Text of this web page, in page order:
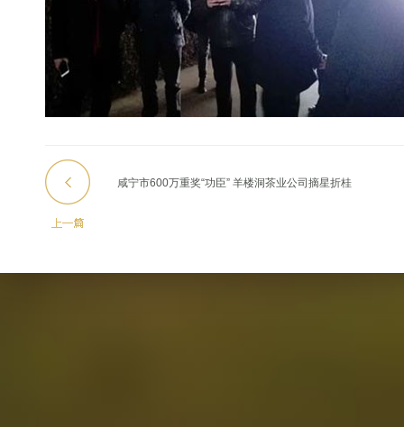
咸宁市600万重奖“功臣” 羊楼洞茶业公司摘星折桂